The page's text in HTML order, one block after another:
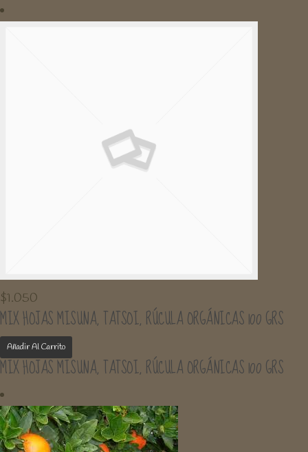
$1.050
MIX HOJAS MISUNA, TATSOI, RÚCULA ORGÁNICAS 100 GRS
Añadir Al Carrito
MIX HOJAS MISUNA, TATSOI, RÚCULA ORGÁNICAS 100 GRS